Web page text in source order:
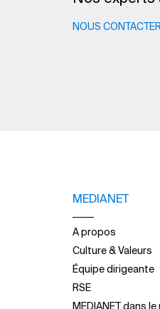
NOUS CONTACTER
MEDIANET
A propos
Culture & Valeurs
Équipe dirigeante
RSE
MEDIANET dans